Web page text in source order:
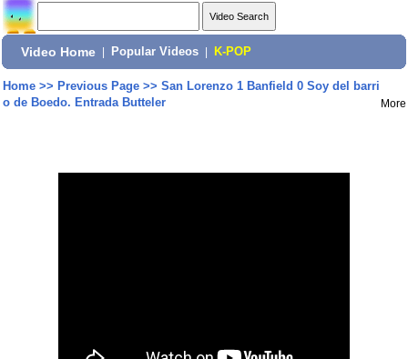
Video Home Popular Videos K-POP
Home>> Previous Page>> San Lorenzo 1 Banfield 0 Soy del barri
o de Boedo. Entrada Butteler
More